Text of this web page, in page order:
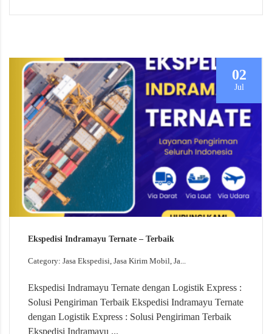
02
Jul
Ekspedisi Indramayu Ternate – Terbaik
Category: Jasa Ekspedisi, Jasa Kirim Mobil, Ja...
Ekspedisi Indramayu Ternate dengan Logistik Express :
Solusi Pengiriman Terbaik Ekspedisi Indramayu Ternate
dengan Logistik Express : Solusi Pengiriman Terbaik
Ekspedisi Indramayu ...